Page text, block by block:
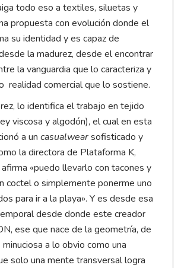
todo eso a textiles, siluetas y
propuesta con evolución donde el
su identidad y es capaz de
la madurez, desde el encontrar
la vanguardia que lo caracteriza y
realidad comercial que lo sostiene.
lo identifica el trabajo en tejido
viscosa y algodón), el cual en esta
a un casualwearsofisticado y
la directora de Plataforma K,
afirma «puedo llevarlo con tacones y
coctel o simplemente ponerme uno
para ir a la playa». Y es desde esa
desde donde este creador
ese que nace de la geometría, de
a lo obvio como una
solo una mente transversal logra